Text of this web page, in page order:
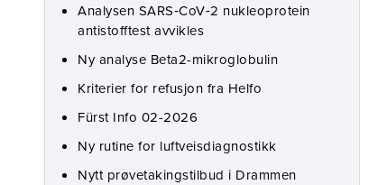
Analysen SARS‑CoV‑2 nukleoprotein
antistofftest avvikles
Ny analyse Beta2-mikroglobulin
Kriterier for refusjon fra Helfo
Fürst Info 02-2026
Ny rutine for luftveisdiagnostikk
Nytt prøvetakingstilbud i Drammen